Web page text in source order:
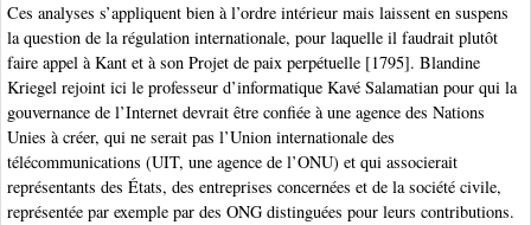
Ces analyses s’appliquent bien à l’ordre intérieur mais laissent en suspens
la question de la régulation internationale, pour laquelle il faudrait plutôt
faire appel à Kant et à son Projet de paix perpétuelle [1795]. Blandine
Kriegel rejoint ici le professeur d’informatique Kavé Salamatian pour qui la
gouvernance de l’Internet devrait être confiée à une agence des Nations
Unies à créer, qui ne serait pas l’Union internationale des
télécommunications (UIT, une agence de l’ONU) et qui associerait
représentants des États, des entreprises concernées et de la société civile,
représentée par exemple par des ONG distinguées pour leurs contributions.